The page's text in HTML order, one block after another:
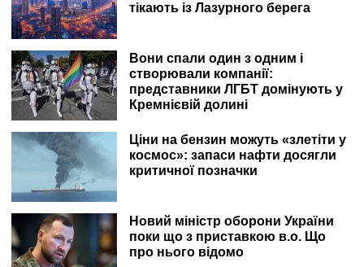
тікають із Лазурного берега
Вони спали один з одним і
створювали компанії:
представники ЛГБТ домінують у
Кремнієвій долині
Ціни на бензин можуть «злетіти у
космос»: запаси нафти досягли
критичної позначки
Новий міністр оборони України
поки що з приставкою в.о. Що
про нього відомо